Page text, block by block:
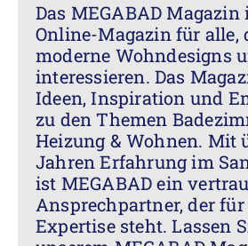
Das MEGABAD Magazin
Online-Magazin für alle,
moderne Wohndesigns
interessieren. Das
Ideen, Inspiration und
zu den Themen
Heizung & Wohnen. Mit
Jahren Erfahrung im
ist MEGABAD ein
Ansprechpartner, der
Expertise steht. Lassen